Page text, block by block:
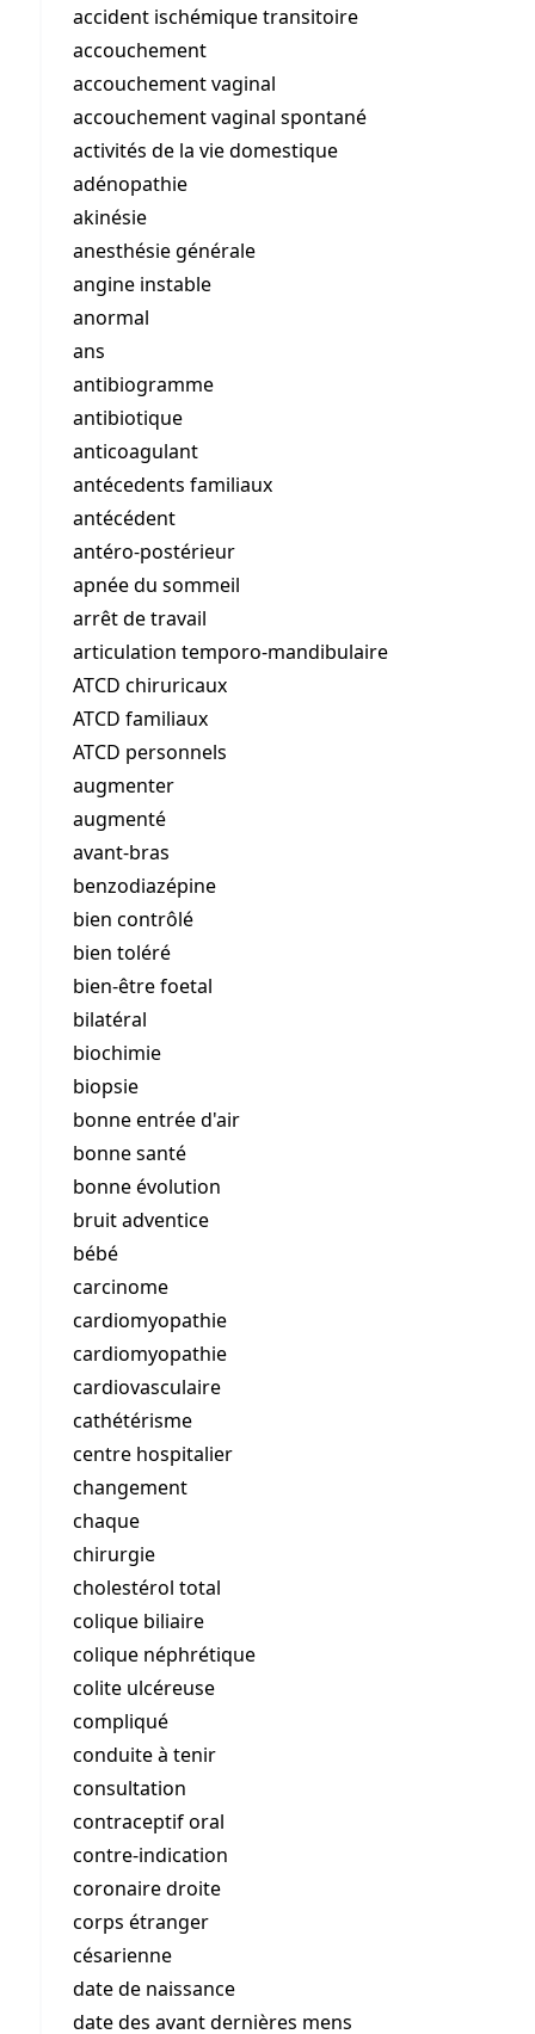
accident ischémique transitoire
accouchement
accouchement vaginal
accouchement vaginal spontané
activités de la vie domestique
adénopathie
akinésie
anesthésie générale
angine instable
anormal
ans
antibiogramme
antibiotique
anticoagulant
antécedents familiaux
antécédent
antéro-postérieur
apnée du sommeil
arrêt de travail
articulation temporo-mandibulaire
ATCD chiruricaux
ATCD familiaux
ATCD personnels
augmenter
augmenté
avant-bras
benzodiazépine
bien contrôlé
bien toléré
bien-être foetal
bilatéral
biochimie
biopsie
bonne entrée d'air
bonne santé
bonne évolution
bruit adventice
bébé
carcinome
cardiomyopathie
cardiomyopathie
cardiovasculaire
cathétérisme
centre hospitalier
changement
chaque
chirurgie
cholestérol total
colique biliaire
colique néphrétique
colite ulcéreuse
compliqué
conduite à tenir
consultation
contraceptif oral
contre-indication
coronaire droite
corps étranger
césarienne
date de naissance
date des avant dernières mens